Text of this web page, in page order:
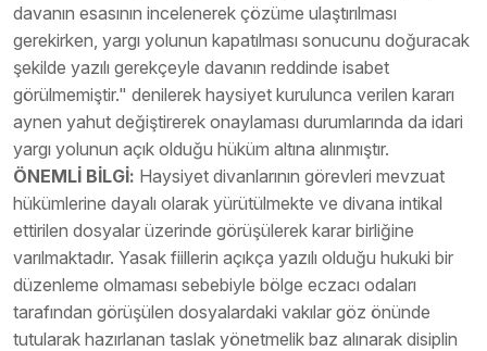
davanın esasının incelenerek çözüme ulaştırılması
gerekirken, yargı yolunun kapatılması sonucunu doğuracak
şekilde yazılı gerekçeyle davanın reddinde isabet
görülmemiştir." denilerek haysiyet kurulunca verilen kararı
aynen yahut değiştirerek onaylaması durumlarında da idari
yargı yolunun açık olduğu hüküm altına alınmıştır.
ÖNEMLİ BİLGİ: Haysiyet divanlarının görevleri mevzuat
hükümlerine dayalı olarak yürütülmekte ve divana intikal
ettirilen dosyalar üzerinde görüşülerek karar birliğine
varılmaktadır. Yasak fiillerin açıkça yazılı olduğu hukuki bir
düzenleme olmaması sebebiyle bölge eczacı odaları
tarafından görüşülen dosyalardaki vakılar göz önünde
tutularak hazırlanan taslak yönetmelik baz alınarak disiplin